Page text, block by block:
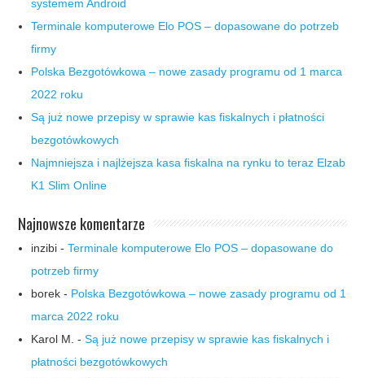
systemem Android
Terminale komputerowe Elo POS – dopasowane do potrzeb
firmy
Polska Bezgotówkowa – nowe zasady programu od 1 marca
2022 roku
Są już nowe przepisy w sprawie kas fiskalnych i płatności
bezgotówkowych
Najmniejsza i najlżejsza kasa fiskalna na rynku to teraz Elzab
K1 Slim Online
Najnowsze komentarze
inzibi -Terminale komputerowe Elo POS – dopasowane do
potrzeb firmy
borek - Polska Bezgotówkowa – nowe zasady programu od 1
marca 2022 roku
Karol M. -Są już nowe przepisy w sprawie kas fiskalnych i
płatności bezgotówkowych